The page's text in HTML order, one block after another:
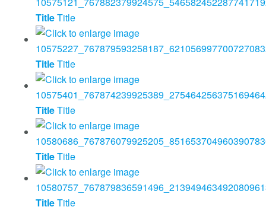
TitleTitle
TitleTitle
TitleTitle
TitleTitle
TitleTitle